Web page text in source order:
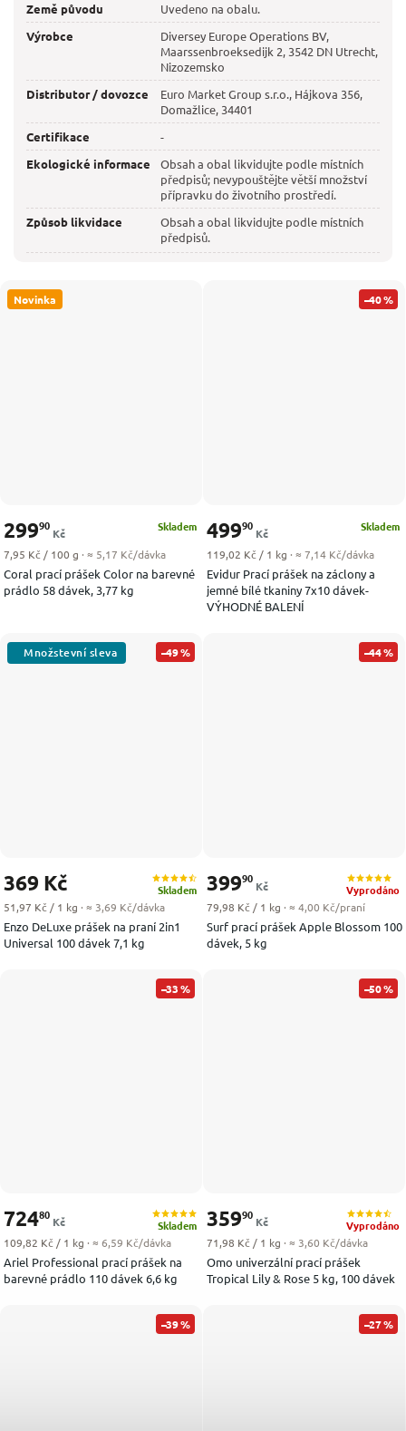
Země původu
Uvedeno na obalu.
Výrobce
Diversey Europe Operations BV,
Maarssenbroeksedijk 2, 3542 DN Utrecht,
Nizozemsko
Distributor / dovozce
Euro Market Group s.r.o., Hájkova 356,
Domažlice, 34401
Certifikace
-
Ekologické informace
Obsah a obal likvidujte podle místních
předpisů; nevypouštějte větší množství
přípravku do životního prostředí.
Způsob likvidace
Obsah a obal likvidujte podle místních
předpisů.
Novinka
Coral prací prášek Color na barevné
prádlo 58 dávek, 3,77 kg
Skladem
29990
Kč
Měrná cena:
7,95 Kč / 100 g · ≈ 5,17 Kč/dávka
–40 %
Evidur Prací prášek na záclony a
jemné bílé tkaniny 7x10 dávek-
VÝHODNÉ BALENÍ
Skladem
49990
Kč
Měrná cena:
119,02 Kč / 1 kg · ≈ 7,14 Kč/dávka
–49 %
Enzo DeLuxe prášek na praní 2in1
Universal 100 dávek 7,1 kg
Skladem
369 Kč
Měrná cena:
51,97 Kč / 1 kg · ≈ 3,69 Kč/dávka
–44 %
Surf prací prášek Apple Blossom 100
dávek, 5 kg
Vyprodáno
39990
Kč
Měrná cena:
79,98 Kč / 1 kg · ≈ 4,00 Kč/praní
–33 %
Ariel Professional prací prášek na
barevné prádlo 110 dávek 6,6 kg
Skladem
72480
Kč
Měrná cena:
109,82 Kč / 1 kg · ≈ 6,59 Kč/dávka
–50 %
Omo univerzální prací prášek
Tropical Lily & Rose 5 kg, 100 dávek
Vyprodáno
35990
Kč
Měrná cena:
71,98 Kč / 1 kg · ≈ 3,60 Kč/dávka
–39 % –27 %